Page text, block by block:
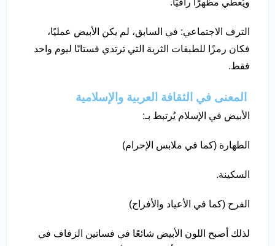
الترف الاجتماعي: في السابق، لم يكن الأبيض عمليًا،
فكان رمزًا للطبقات الثرية التي ترتدي فستانًا ليوم واحد
فقط.
المعنى في الثقافة العربية والإسلامية
الأبيض في الإسلام يُرتبط بـ:
الطهارة (كما في ملابس الإحرام)
السكينة.
الفرح (كما في الأعياد والأفراح)
لذلك أصبح اللون الأبيض شائعًا في فساتين الزفاف في